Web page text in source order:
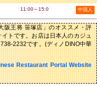
11:00～15:0 中国人
阪王将 笹塚店」のオススメ・評
トです。お店は日本人のカジュ
2232です。(ディノDINO中華
Restaurant Portal Website